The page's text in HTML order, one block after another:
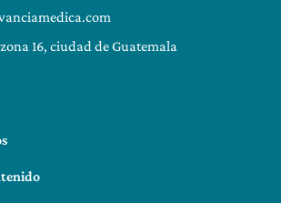
16, ciudad de Guatemala